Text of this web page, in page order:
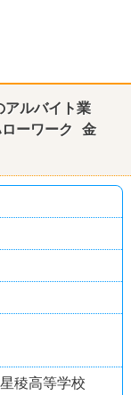
ルバイト業
ローワーク 金
稜高等学校